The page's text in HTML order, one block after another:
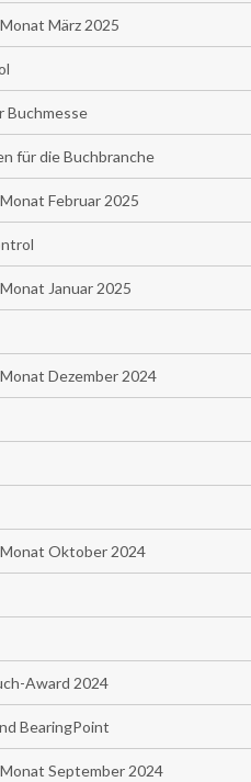
März 2025
Buchmesse
für die Buchbranche
Februar 2025
Januar 2025
Dezember 2024
Oktober 2024
Award 2024
BearingPoint
September 2024